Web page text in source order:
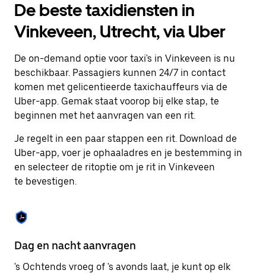
de
agenda
te
openen
een
datum
te
selecteren.
Druk
op
Escape
om
agenda
te
sluiten.
De beste taxidiensten in
Vinkeveen, Utrecht, via Uber
De on-demand optie voor taxi's in Vinkeveen is nu
beschikbaar. Passagiers kunnen 24/7 in contact
komen met gelicentieerde taxichauffeurs via de
Uber-app. Gemak staat voorop bij elke stap, te
beginnen met het aanvragen van een rit.
Je regelt in een paar stappen een rit. Download de
Uber-app, voer je ophaaladres en je bestemming in
en selecteer de ritoptie om je rit in Vinkeveen
te bevestigen.
Dag en nacht aanvragen
's Ochtends vroeg of 's avonds laat, je kunt op elk